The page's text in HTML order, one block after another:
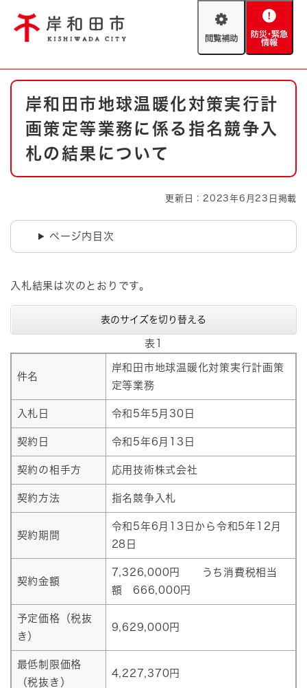
閲
助
防
緊
報
やさしい日本語
文字サイズ 標準
防災・緊急情報 救急・消防
ハザードマップ AED設置箇所
本
岸和田市地球温暖化対策実行計
画策定等業務に係る指名競争入
札の結果について
更新日：2023年6月23日掲載
ページ内目次
入札結果は次のとおりです。
表のサイズを切り替える
表1
件名
岸和田市地球温暖化対策実行計画策
定等業務
入札日 令和5年5月30日
契約日 令和5年6月13日
契約の相手方 応用技術株式会社
契約方法 指名競争入札
契約期間
令和5年6月13日から令和5年12月
28日
契約金額
7,326,000円 うち消費税相当
額 666,000円
予定価格（税抜
き）
9,629,000円
最低制限価格
（税抜き）
4,227,370円